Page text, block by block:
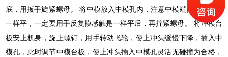
底，用扳手旋紧螺母。 将中模放入中模孔内，注意中模端面与板平面
一样平，一定要用手反复摸感触是一样平后，再拧紧螺母。 将冲模台
板安上机身，旋上螺钉，用手转动飞轮，使上冲头缓慢下降，插入中
模孔，此时调节中模台板，使上冲头插入中模孔灵活无碰撞为合格，